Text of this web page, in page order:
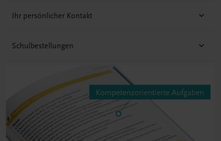
Ihr persönlicher Kontakt
Schulbestellungen